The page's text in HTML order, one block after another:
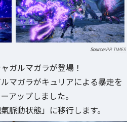
PR TIMES
ガルマガラが登場！
マガラがキュリアによる暴走を
アップしました。
脈動状態」に移行します。